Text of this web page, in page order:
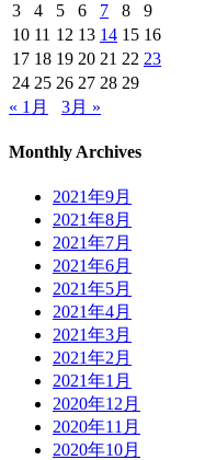
3
4 5 6 7 8
9
10 11 12 13 14 15 16
17 18 19 20 21 22 23
24 25 26 27 28 29
« 1月
3月 »
Monthly Archives
2021年9月
2021年8月
2021年7月
2021年6月
2021年5月
2021年4月
2021年3月
2021年2月
2021年1月
2020年12月
2020年11月
2020年10月